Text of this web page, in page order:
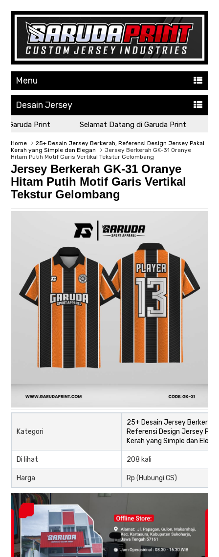
Menu
Desain Jersey
Print Selamat Datang di Garuda Print
Home
25+ Desain Jersey Berkerah, Referensi Design Jersey Pakai
Kerah yang Simple dan Elegan
Jersey Berkerah GK-31 Oranye
Hitam Putih Motif Garis Vertikal Tekstur Gelombang
Jersey Berkerah GK-31 Oranye
Hitam Putih Motif Garis Vertikal
Tekstur Gelombang
Kategori
25+ Desain Jersey Berkerah,
Referensi Design Jersey
Kerah yang Simple dan
Di lihat 208 kali
Harga Rp (Hubungi CS)